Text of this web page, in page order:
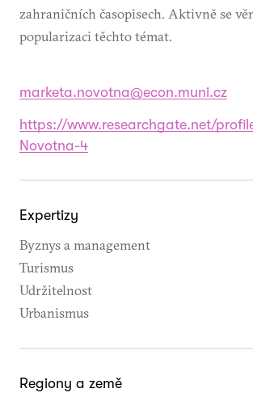
zahraničních časopisech. Aktivně se
popularizaci těchto témat.
marketa.novotna@econ.muni.cz
https://www.researchgate.net/
Novotna-4
Expertizy
Byznys a management
Turismus
Udržitelnost
Urbanismus
Regiony a země